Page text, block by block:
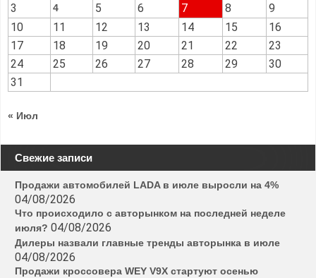
3
4 5 6 7 8
9
10
11 12 13 14 15
16
17
18 19 20 21 22
23
24
25 26 27 28 29
30
31
« Июл
Свежие записи
Продажи автомобилей LADA в июле выросли на 4%
04/08/2026
Что происходило с авторынком на последней неделе
июля? 04/08/2026
Дилеры назвали главные тренды авторынка в июле
04/08/2026
Продажи кроссовера WEY V9X стартуют осенью